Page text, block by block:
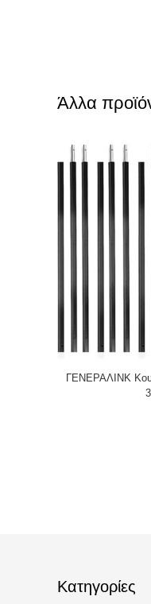
Άλλα
ΓΕΝΕΡΑΛΙΝΚ
Κατηγορίες